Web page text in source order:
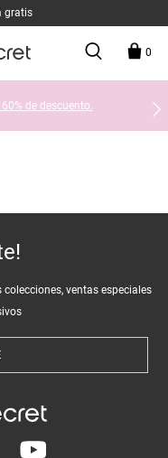
gratis
0
de descuento.
ventas especiales